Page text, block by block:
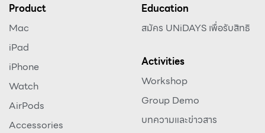
Product
Mac
iPad
iPhone
Watch
AirPods
Accessories
Education
สมัคร UNiDAYS เพื่อรับสิทธิ
Activities
Workshop
Group Demo
บทความและข่าวสาร